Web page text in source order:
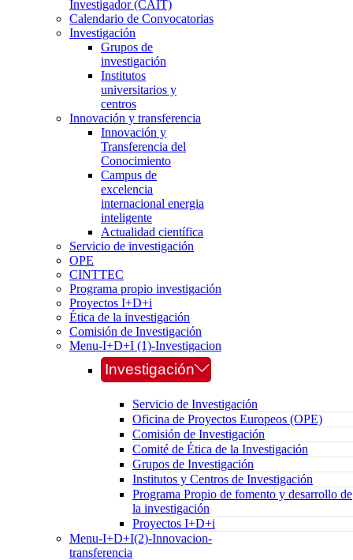
Investigador (CAIT)
Calendario de Convocatorias
Investigación
Grupos de
investigación
Institutos
universitarios y
centros
Innovación y transferencia
Innovación y
Transferencia del
Conocimiento
Campus de
excelencia
internacional energia
inteligente
Actualidad científica
Servicio de investigación
OPE
CINTTEC
Programa propio investigación
Proyectos I+D+i
Ética de la investigación
Comisión de Investigación
Menu-I+D+I (1)-Investigacion
Investigación
Servicio de Investigación
Oficina de Proyectos Europeos (OPE)
Comisión de Investigación
Comité de Ética de la Investigación
Grupos de Investigación
Institutos y Centros de Investigación
Programa Propio de fomento y desarrollo de
la investigación
Proyectos I+D+i
Menu-I+D+I(2)-Innovacion-
transferencia